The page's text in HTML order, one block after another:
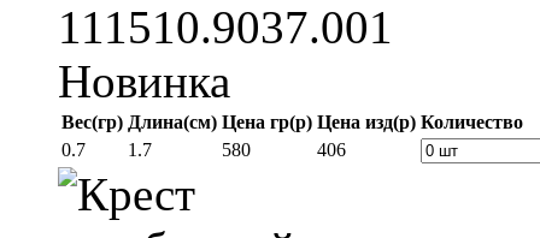
111510.9037.001
Новинка
Вес(гр) Длина(см) Цена гр(р) Цена изд(р) Количество
0.7
1.7 580 406